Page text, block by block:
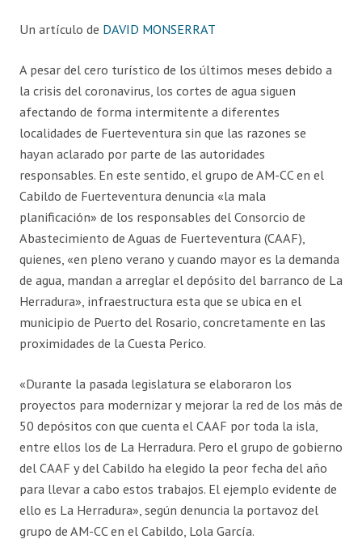
Un artículo de DAVID MONSERRAT
A pesar del cero turístico de los últimos meses debido a
la crisis del coronavirus, los cortes de agua siguen
afectando de forma intermitente a diferentes
localidades de Fuerteventura sin que las razones se
hayan aclarado por parte de las autoridades
responsables. En este sentido, el grupo de AM-CC en el
Cabildo de Fuerteventura denuncia «la mala
planificación» de los responsables del Consorcio de
Abastecimiento de Aguas de Fuerteventura (CAAF),
quienes, «en pleno verano y cuando mayor es la demanda
de agua, mandan a arreglar el depósito del barranco de La
Herradura», infraestructura esta que se ubica en el
municipio de Puerto del Rosario, concretamente en las
proximidades de la Cuesta Perico.
«Durante la pasada legislatura se elaboraron los
proyectos para modernizar y mejorar la red de los más de
50 depósitos con que cuenta el CAAF por toda la isla,
entre ellos los de La Herradura. Pero el grupo de gobierno
del CAAF y del Cabildo ha elegido la peor fecha del año
para llevar a cabo estos trabajos. El ejemplo evidente de
ello es La Herradura», según denuncia la portavoz del
grupo de AM-CC en el Cabildo, Lola García.